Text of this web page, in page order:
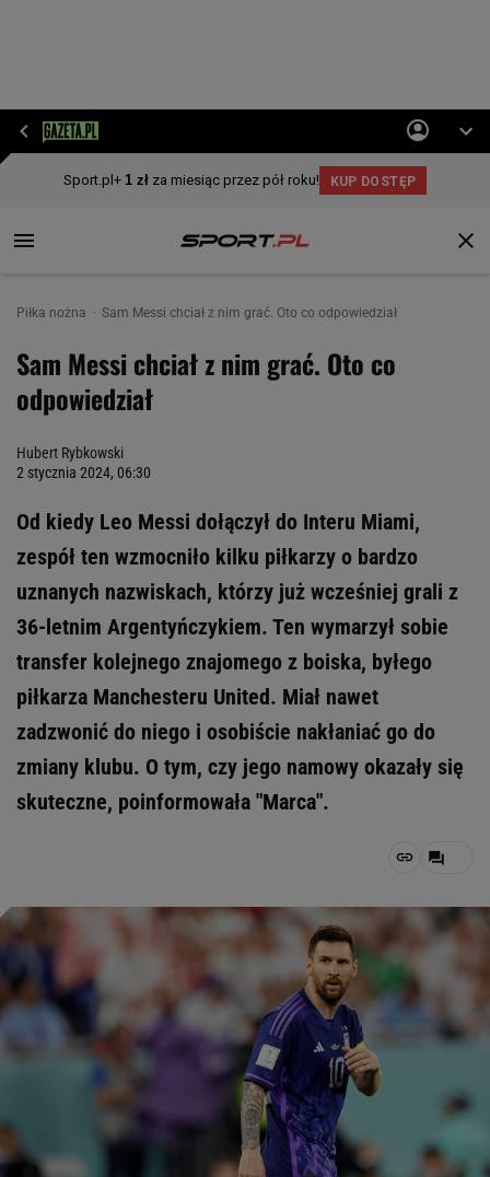
Piłka nożna Sam Messi chciał z nim grać. Oto co odpowiedział
Sam Messi chciał z nim grać. Oto co
odpowiedział
Hubert Rybkowski
2 stycznia 2024, 06:30
Od kiedy Leo Messi dołączył do Interu Miami,
zespół ten wzmocniło kilku piłkarzy o bardzo
uznanych nazwiskach, którzy już wcześniej grali z
36-letnim Argentyńczykiem. Ten wymarzył sobie
transfer kolejnego znajomego z boiska, byłego
piłkarza Manchesteru United. Miał nawet
zadzwonić do niego i osobiście nakłaniać go do
zmiany klubu. O tym, czy jego namowy okazały się
skuteczne, poinformowała "Marca".